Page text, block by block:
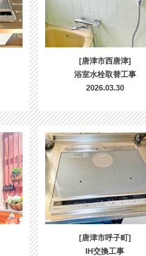
[唐津市西唐津]
浴室水栓取替工事
2026.03.30
[唐津市呼子町]
IH交換工事